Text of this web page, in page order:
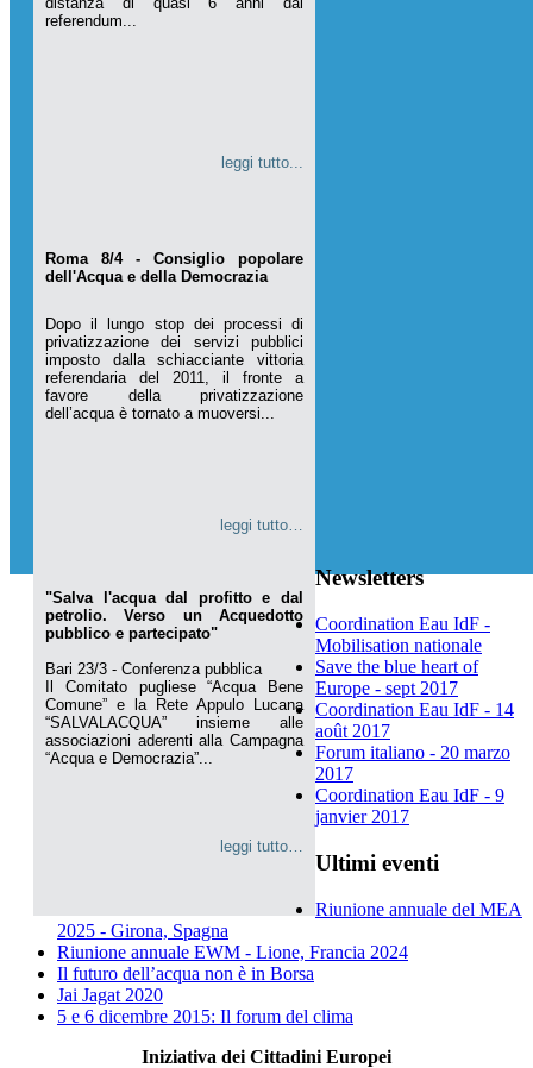
referendum...
leggi tutto...
Roma 8/4 - Consiglio popolare
dell'Acqua e della Democrazia
Dopo il lungo stop dei processi di
privatizzazione dei servizi pubblici
imposto dalla schiacciante vittoria
referendaria del 2011, il fronte a
favore della privatizzazione
dell’acqua è tornato a muoversi...
leggi tutto…
"Salva l'acqua dal profitto e dal
petrolio. Verso un Acquedotto
pubblico e partecipato"
Bari 23/3 - Conferenza pubblica
Il Comitato pugliese “Acqua Bene
Comune” e la Rete Appulo Lucana
“SALVALACQUA” insieme alle
associazioni aderenti alla Campagna
“Acqua e Democrazia”...
leggi tutto…
Newsletters
Coordination Eau IdF -
Mobilisation nationale
Save the blue heart of
Europe - sept 2017
Coordination Eau IdF - 14
août 2017
Forum italiano - 20 marzo
2017
Coordination Eau IdF - 9
janvier 2017
Ultimi eventi
Riunione annuale del MEA
2025 - Girona, Spagna
Riunione annuale EWM - Lione, Francia 2024
Il futuro dell’acqua non è in Borsa
Jai Jagat 2020
5 e 6 dicembre 2015: Il forum del clima
Iniziativa dei Cittadini Europei